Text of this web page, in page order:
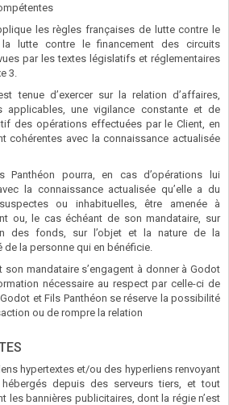
les règles françaises de lutte contre le
la lutte contre le financement des circuits
par les textes législatifs et réglementaires
3.
tenue d’exercer sur la relation d’affaires,
applicables, une vigilance constante et de
des opérations effectuées par le Client, en
cohérentes avec la connaissance actualisée
pourra, en cas d’opérations lui
la connaissance actualisée qu’elle a du
ou inhabituelles, être amenée à
ou, le cas échéant de son mandataire, sur
des fonds, sur l’objet et la nature de la
la personne qui en bénéficie.
son mandataire s’engagent à donner à Godot
nécessaire au respect par celle-ci de
et Fils Panthéon se réserve la possibilité
ou de rompre la relation
hypertextes et/ou des hyperliens renvoyant
depuis des serveurs tiers, et tout
les bannières publicitaires, dont la régie n’est